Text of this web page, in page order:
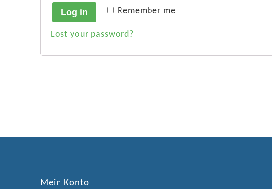
Remember me
Log in
Lost your password?
Mein Konto